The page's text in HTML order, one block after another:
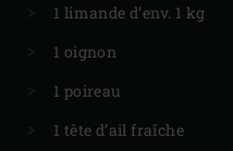
1 limande d’env. 1 kg
1 oignon
1 poireau
1 tête d’ail fraîche